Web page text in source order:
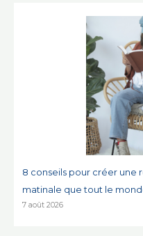
8 conseils pour créer une
matinale que tout le
7 août 2026